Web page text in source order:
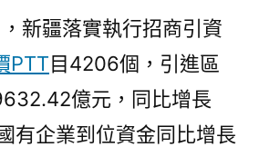
新疆落實執行招商引資
PTT目4206個，引進區
億元，同比增長
有企業到位資金同比增長